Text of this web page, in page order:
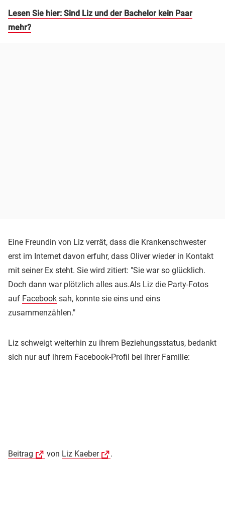
Lesen Sie hier: Sind Liz und der Bachelor kein Paar
mehr?
Eine Freundin von Liz verrät, dass die Krankenschwester
erst im Internet davon erfuhr, dass Oliver wieder in Kontakt
mit seiner Ex steht. Sie wird zitiert: "Sie war so glücklich.
Doch dann war plötzlich alles aus.Als Liz die Party-Fotos
auf Facebook sah, konnte sie eins und eins
zusammenzählen."
Liz schweigt weiterhin zu ihrem Beziehungsstatus, bedankt
sich nur auf ihrem Facebook-Profil bei ihrer Familie:
Beitrag von Liz Kaeber .